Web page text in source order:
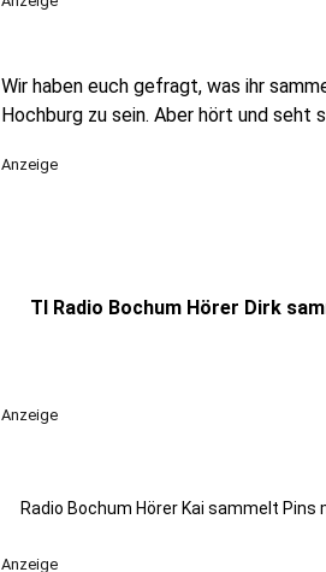
Wir haben euch gefragt, was ihr
Hochburg zu sein. Aber hört und seht
Anzeige
TI Radio Bochum Hörer Dirk
Anzeige
Radio Bochum Hörer Kai sammelt
Anzeige